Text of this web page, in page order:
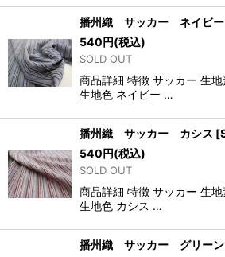
播州織 サッカー ネイビー
540円(税込)
SOLD OUT
商品詳細 特徴 サッカー 生
生地色 ネイビー …
播州織 サッカー カシス [
540円(税込)
SOLD OUT
商品詳細 特徴 サッカー 生
生地色 カシス …
播州織 サッカー グリーン